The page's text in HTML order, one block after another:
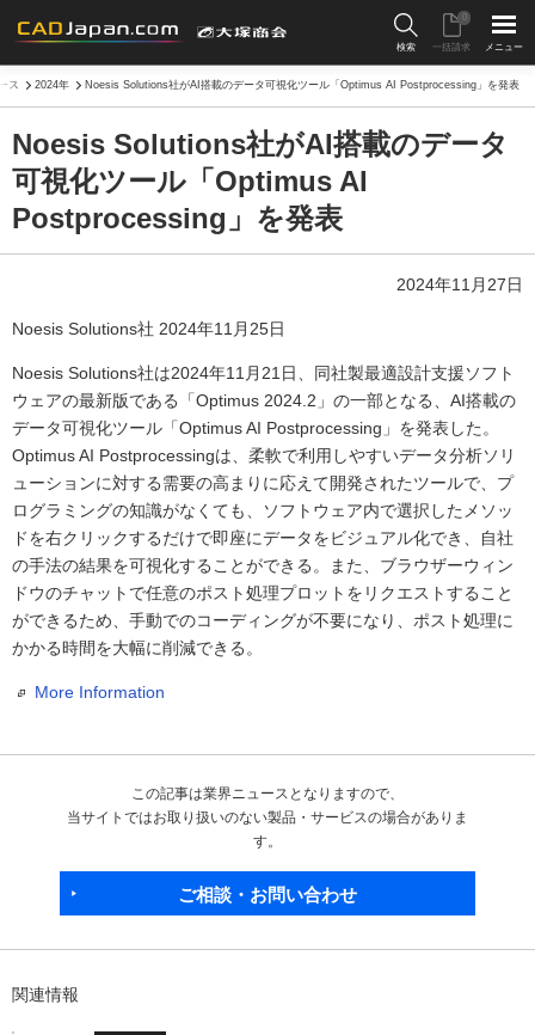
検索 一括請求
0
メニュー
ス 2024年 Noesis Solutions社がAI搭載のデータ可視化ツール「Optimus AI Postprocessing」を発表
Noesis Solutions社がAI搭載のデータ
可視化ツール「Optimus AI
Postprocessing」を発表
2024年11月27日
Noesis Solutions社 2024年11月25日
Noesis Solutions社は2024年11月21日、同社製最適設計支援ソフト
ウェアの最新版である「Optimus 2024.2」の一部となる、AI搭載の
データ可視化ツール「Optimus AI Postprocessing」を発表した。
Optimus AI Postprocessingは、柔軟で利用しやすいデータ分析ソリ
ューションに対する需要の高まりに応えて開発されたツールで、プ
ログラミングの知識がなくても、ソフトウェア内で選択したメソッ
ドを右クリックするだけで即座にデータをビジュアル化でき、自社
の手法の結果を可視化することができる。また、ブラウザーウィン
ドウのチャットで任意のポスト処理プロットをリクエストすること
ができるため、手動でのコーディングが不要になり、ポスト処理に
かかる時間を大幅に削減できる。
More Information
この記事は業界ニュースとなりますので、
当サイトではお取り扱いのない製品・サービスの場合がありま
す。
ご相談・お問い合わせ
関連情報